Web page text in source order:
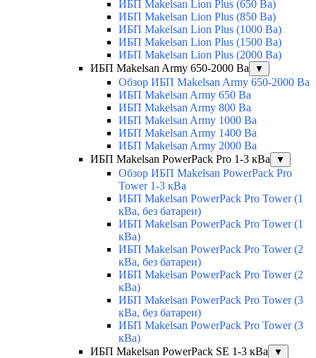
ИБП Makelsan Lion Plus (650 Ва)
ИБП Makelsan Lion Plus (850 Ва)
ИБП Makelsan Lion Plus (1000 Ва)
ИБП Makelsan Lion Plus (1500 Ва)
ИБП Makelsan Lion Plus (2000 Ва)
ИБП Makelsan Army 650-2000 Ва
▼
Обзор ИБП Makelsan Army 650-2000 Ва
ИБП Makelsan Army 650 Ва
ИБП Makelsan Army 800 Ва
ИБП Makelsan Army 1000 Ва
ИБП Makelsan Army 1400 Ва
ИБП Makelsan Army 2000 Ва
ИБП Makelsan PowerPack Pro 1-3 кВа
▼
Обзор ИБП Makelsan PowerPack Pro
Tower 1-3 кВа
ИБП Makelsan PowerPack Pro Tower (1
кВа, без батареи)
ИБП Makelsan PowerPack Pro Tower (1
кВа)
ИБП Makelsan PowerPack Pro Tower (2
кВа, без батареи)
ИБП Makelsan PowerPack Pro Tower (2
кВа)
ИБП Makelsan PowerPack Pro Tower (3
кВа, без батареи)
ИБП Makelsan PowerPack Pro Tower (3
кВа)
ИБП Makelsan PowerPack SE 1-3 кВа
▼